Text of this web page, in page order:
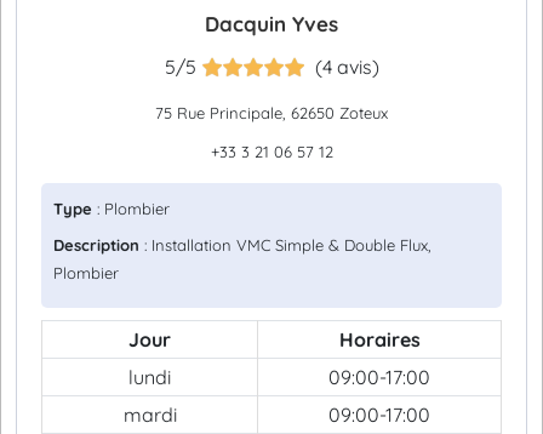
Dacquin Yves
5/5 (4 avis)
75 Rue Principale, 62650 Zoteux
+33 3 21 06 57 12
Type : Plombier
Description : Installation VMC Simple & Double Flux,
Plombier
Jour
Horaires
lundi
09:00-17:00
mardi
09:00-17:00